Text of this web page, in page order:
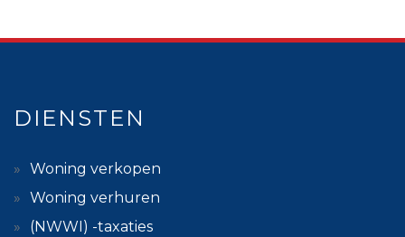
DIENSTEN
Woning verkopen
Woning verhuren
(NWWI) -taxaties